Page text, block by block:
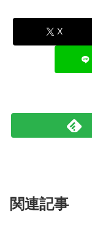
X
関連記事